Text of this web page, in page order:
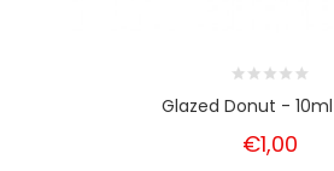
Glazed Donut - 10ml
€1,00